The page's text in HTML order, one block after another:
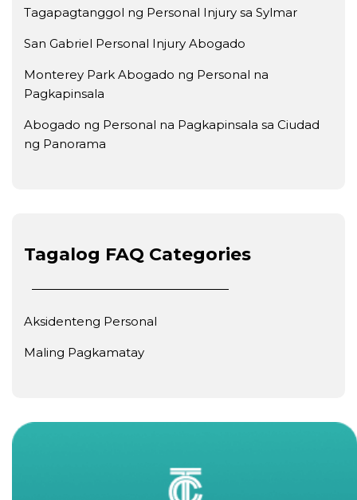
Tagapagtanggol ng Personal Injury sa Sylmar
San Gabriel Personal Injury Abogado
Monterey Park Abogado ng Personal na
Pagkapinsala
Abogado ng Personal na Pagkapinsala sa Ciudad
ng Panorama
Tagalog FAQ Categories
Aksidenteng Personal
Maling Pagkamatay